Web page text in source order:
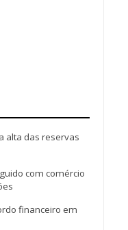
alta das reservas
com comércio
financeiro em